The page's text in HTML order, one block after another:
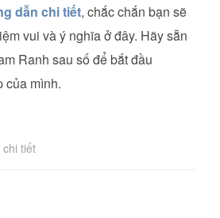
dẫn chi tiết, chắc chắn bạn sẽ
vui và ý nghĩa ở đây. Hãy sẵn
Ranh sau số để bắt đầu
của mình.
tiết